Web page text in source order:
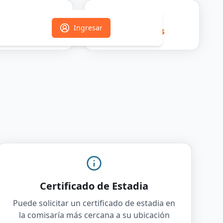
Ingresar Concursos
Certificado de Estadia
Puede solicitar un certificado de estadia en
la comisaría más cercana a su ubicación